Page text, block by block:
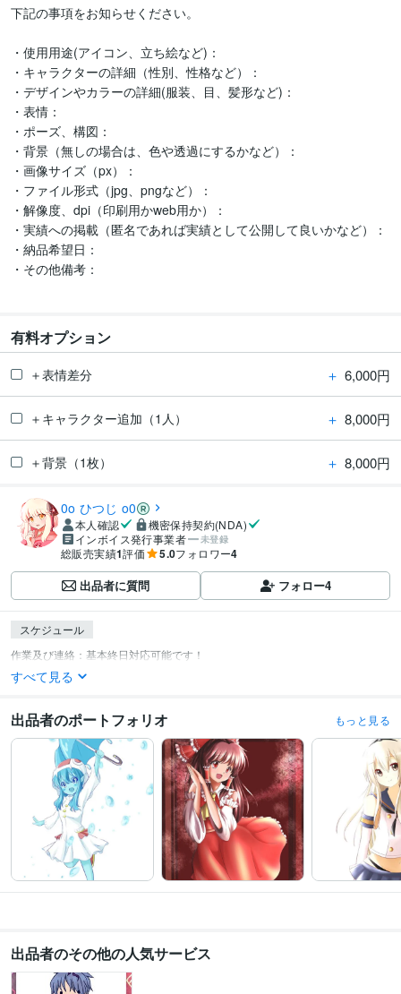
下記の事項をお知らせください。
・使用用途(アイコン、立ち絵など)：
・キャラクターの詳細（性別、性格など）：
・デザインやカラーの詳細(服装、目、髪形など)：
・表情：
・ポーズ、構図：
・背景（無しの場合は、色や透過にするかなど）：
・画像サイズ（px）：
・ファイル形式（jpg、pngなど）：
・解像度、dpi（印刷用かweb用か）：
・実績への掲載（匿名であれば実績として公開して良いかなど）：
・納品希望日：
・その他備考：
有料オプション
＋表情差分 ＋ 6,000円
＋キャラクター追加（1人） ＋ 8,000円
＋背景（1枚） ＋ 8,000円
0o ひつじ o0
本人確認
機密保持契約(NDA)
インボイス発行事業者
未登録
総販売実績1評価 5.0フォロワー4
出品者に質問 フォロー4
スケジュール
すべて見る
出品者のポートフォリオ もっと見る
出品者のその他の人気サービス